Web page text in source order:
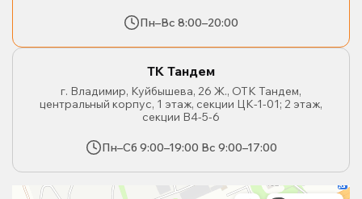
Пн–Вс 8:00–20:00
ТК Тандем
г. Владимир, Куйбышева, 26 Ж., ОТК Тандем,
центральный корпус, 1 этаж, секции ЦК-1-01; 2 этаж,
секции В4-5-6
Пн–Сб 9:00–19:00 Вс 9:00–17:00